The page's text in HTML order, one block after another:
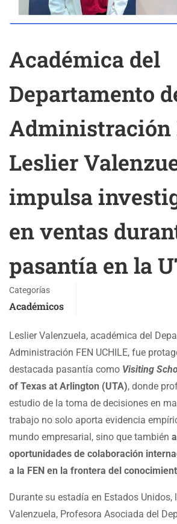
Académica del
Departamento
Administración
Leslier
impulsa
en ventas
pasantía en la
Categorías
Académicos
Leslier Valenzuela, académica del
Administración FEN UCHILE, fue
destacada pasantía como Visiting
of Texas at Arlington (UTA), donde
estudio de la toma de decisiones en
trabajo no solo aporta evidencia
mundo empresarial, sino que también
oportunidades de colaboración
a la FEN en la frontera del
Durante su estadía en Estados Unidos,
Valenzuela, Profesora Asociada del